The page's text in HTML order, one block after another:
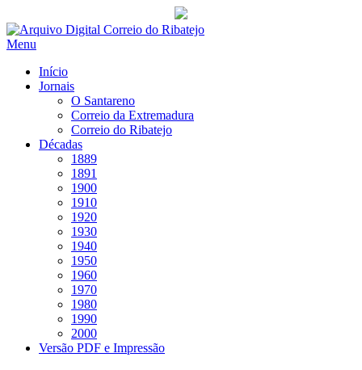
Saltar
para
Menu
Início
Jornais
O Santareno
Correio da Extremadura
Correio do Ribatejo
Décadas
1889
1891
1900
1910
1920
1930
1940
1950
1960
1970
1980
1990
2000
Versão PDF e Impressão